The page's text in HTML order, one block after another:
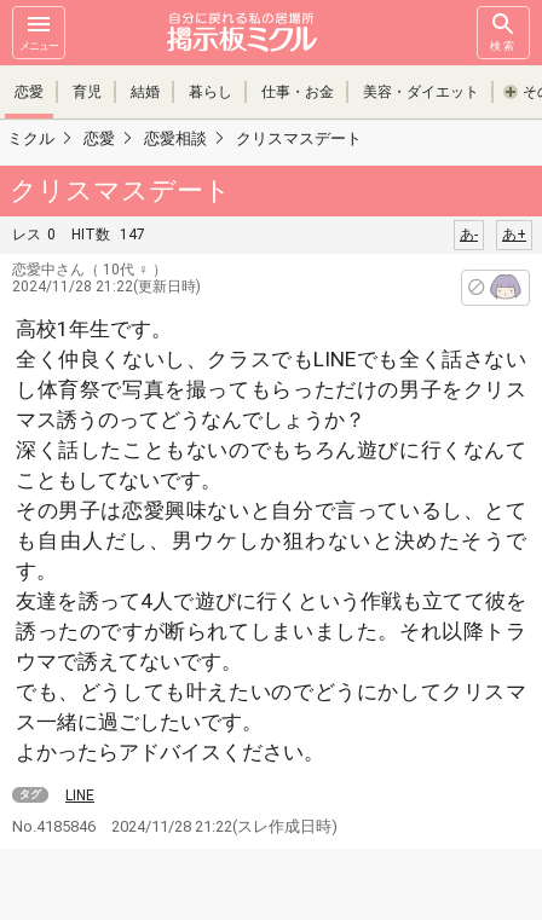
メニュー 検索
恋愛 育児 結婚 暮らし 仕事・お金 美容・ダイエット そ
ミクル 恋愛 恋愛相談 クリスマスデート
クリスマスデート
レス 0 HIT数 147 あ+
あ-
恋愛中さん （ 10代 ♀ ）
2024/11/28 21:22(更新日時)
高校1年生です。
全く仲良くないし、クラスでもLINEでも全く話さない
し体育祭で写真を撮ってもらっただけの男子をクリス
マス誘うのってどうなんでしょうか？
深く話したこともないのでもちろん遊びに行くなんて
こともしてないです。
その男子は恋愛興味ないと自分で言っているし、とて
も自由人だし、男ウケしか狙わないと決めたそうで
す。
友達を誘って4人で遊びに行くという作戦も立てて彼を
誘ったのですが断られてしまいました。それ以降トラ
ウマで誘えてないです。
でも、どうしても叶えたいのでどうにかしてクリスマ
ス一緒に過ごしたいです。
よかったらアドバイスください。
タグ LINE
No.4185846 2024/11/28 21:22(スレ作成日時)